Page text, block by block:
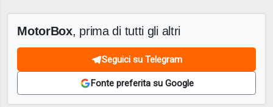
MotorBox, prima di tutti gli altri
Seguici su Telegram
Fonte preferita su Google